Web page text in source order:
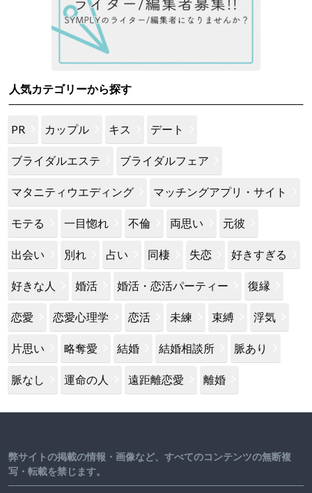
人気カテゴリーから探す
PR カップル キス デート
ブライダルエステ ブライダルフェア
マタニティウエディング マッチングアプリ・サイト
モテる 一目惚れ 不倫 両思い 元彼
出会い 別れ 占い 同棲 失恋 好きすぎる
好きな人 婚活 婚活・恋活パーティー 復縁
恋愛 恋愛心理学 恋活 未練 束縛 浮気
片思い 略奪愛 結婚 結婚相談所 脈あり
脈なし 運命の人 遠距離恋愛 離婚
弊サイトの掲載の情報・画像など、すべてのコンテンツの無断複
写・転載を禁じます。